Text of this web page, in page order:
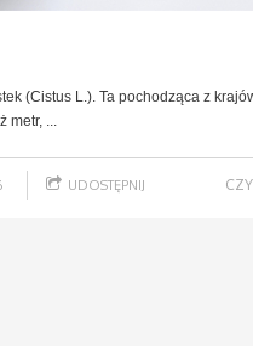
(Cistus L.). Ta pochodząca z
metr, ...
UDOSTĘPNIJ